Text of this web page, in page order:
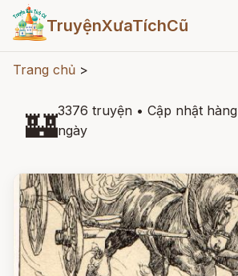
TruyệnXưaTíchCũ
Trang chủ >
🏰3376 truyện • Cập nhật hàng
ngày